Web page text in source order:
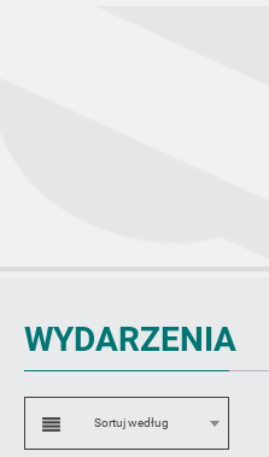
WYDARZENIA
Sortowanie
Sortuj według